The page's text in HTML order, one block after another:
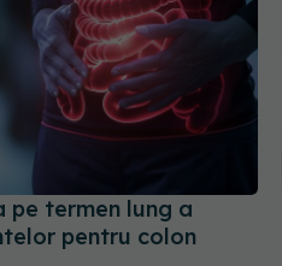
pe termen lung a
pentru colon